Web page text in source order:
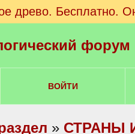
древо. Бесплатно.
ВОЙТИ
» СТРАНЫ